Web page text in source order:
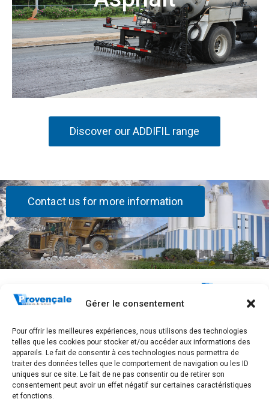
Gérer le consentement
Pour offrir les meilleures expériences, nous utilisons des technologies
telles que les cookies pour stocker et/ou accéder aux informations des
appareils. Le fait de consentir à ces technologies nous permettra de
traiter des données telles que le comportement de navigation ou les ID
uniques sur ce site. Le fait de ne pas consentir ou de retirer son
consentement peut avoir un effet négatif sur certaines caractéristiques
et fonctions.
Discover our ADDIFIL range
Contact us for more information
283, Avenue
Mistral
CS 40097
83175
Brignoles
cedex
Tel. +33 4 94
Company
Our history
Our sites
Join us
Home
GTC
Legal notice,
personal data
management
and GTCU
Connected!
to receive
our news.